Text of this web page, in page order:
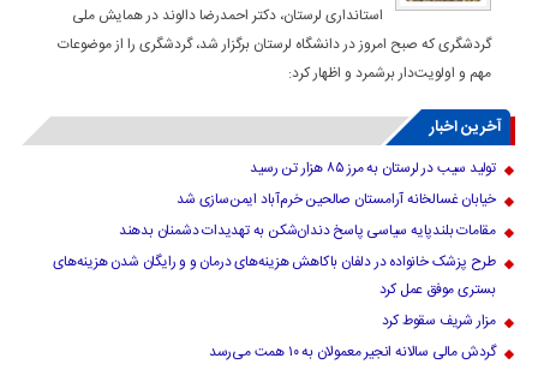
استانداری لرستان، دکتر احمدرضا دالوند در همایش ملی
گردشگری که صبح امروز در دانشگاه لرستان برگزار شد، گردشگری را از موضوعات
مهم و اولویت‌دار برشمرد و اظهار کرد:
آخرین اخبار
تولید سیب در لرستان به مرز ۸۵ هزار تن رسید
خیابان غسالخانه آرامستان صالحین خرم‌آباد ایمن‌سازی شد
مقامات بلندپایه سیاسی پاسخ دندان‌شکن به تهدیدات دشمنان بدهند
طرح پزشک خانواده در دلفان باکاهش هزینه‌های درمان و و رایگان شدن هزینه‌های
بستری موفق عمل کرد
مزار شریف سقوط کرد
گردش مالی سالانه انجیر معمولان به ۱۰ همت می‌رسد